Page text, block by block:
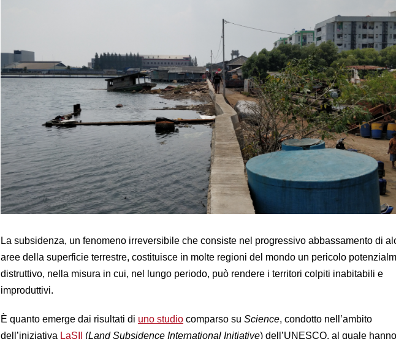
La subsidenza, un fenomeno irreversibile che consiste nel progressivo abbassamento di
aree della superficie terrestre, costituisce in molte regioni del mondo un pericolo
distruttivo, nella misura in cui, nel lungo periodo, può rendere i territori colpiti inabitabili e
improduttivi.
È quanto emerge dai risultati di uno studio comparso su Science, condotto nell’ambito
dell’iniziativa LaSII (Land Subsidence International Initiative) dell’UNESCO, al quale hanno